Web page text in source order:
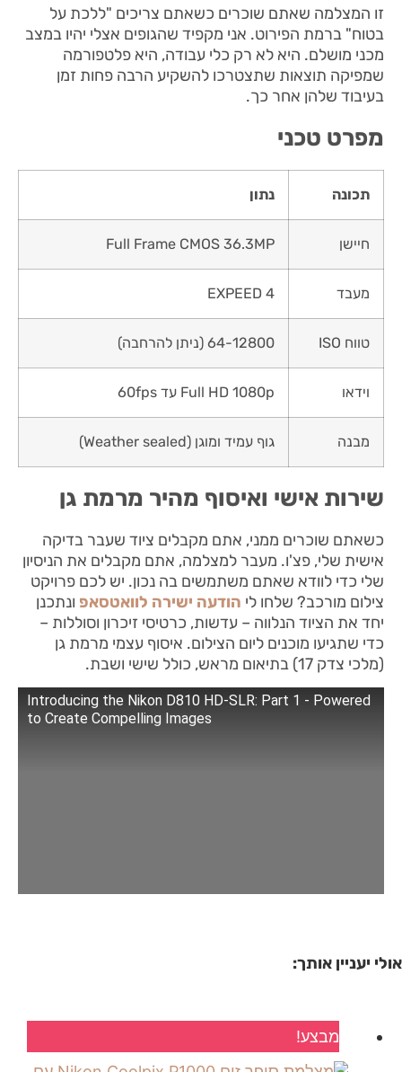
זו המצלמה שאתם שוכרים כשאתם צריכים "ללכת על
בטוח" ברמת הפירוט. אני מקפיד שהגופים אצלי יהיו במצב
מכני מושלם. היא לא רק כלי עבודה, היא פלטפורמה
שמפיקה תוצאות שתצטרכו להשקיע הרבה פחות זמן
בעיבוד שלהן אחר כך.
מפרט טכני
תכונה נתון
חיישן Full Frame CMOS 36.3MP
מעבד EXPEED 4
טווח ISO 64-12800 (ניתן להרחבה)
וידאו Full HD 1080p עד 60fps
מבנה גוף עמיד ומוגן (Weather sealed)
שירות אישי ואיסוף מהיר מרמת גן
כשאתם שוכרים ממני, אתם מקבלים ציוד שעבר בדיקה
אישית שלי, פצ'ו. מעבר למצלמה, אתם מקבלים את הניסיון
שלי כדי לוודא שאתם משתמשים בה נכון. יש לכם פרויקט
צילום מורכב? שלחו לי הודעה ישירה לוואטסאפ ונתכנן
יחד את הציוד הנלווה – עדשות, כרטיסי זיכרון וסוללות –
כדי שתגיעו מוכנים ליום הצילום. איסוף עצמי מרמת גן
(מלכי צדק 17) בתיאום מראש, כולל שישי ושבת.
Introducing the Nikon D810 HD-SLR: Part 1 - Powered
to Create Compelling Images
אולי יעניין אותך:
מבצע!